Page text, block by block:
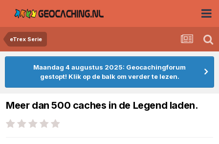
eTrex Serie
Maandag 4 augustus 2025: Geocachingforum
gestopt! Klik op de balk om verder te lezen.
Meer dan 500 caches in de Legend laden.